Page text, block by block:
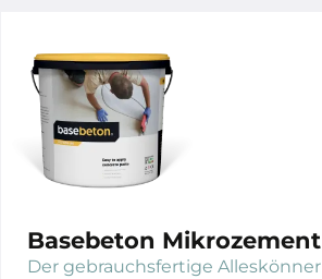
Basebeton Mikrozement
Der gebrauchsfertige Alleskönner